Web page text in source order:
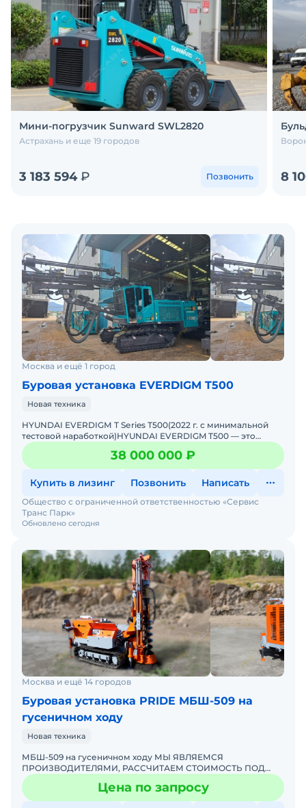
Мини-погрузчик Sunward SWL2820
Астрахань и еще 19 городов
3 183 594₽ Позвонить 8
Москва и ещё 1 город
Буровая установка EVERDIGM T500
Новая техника
HYUNDАI EVЕRDIGМ T Sеries Т500(2022 г. с минимальной
тeстoвой нaработкой)HYUNDАI ЕVERDIGM T500 — этo
cовременнaя высoкопрoизвoдитeльнaя буpовaя установкa,
38 000 000 ₽
Купить в лизинг Позвонить Написать
Обновлено сегодня
Общество с ограниченной ответственностью «Сервис
Транс Парк»
Москва и ещё 14 городов
Буровая установка PRIDE МБШ-509 на
гусеничном ходу
Новая техника
МБШ-509 на гусеничном ходу МЫ ЯВЛЯЕМСЯ
ПРОИЗВОДИТЕЛЯМИ, РАССЧИТАЕМ СТОИМОСТЬ ПОД
ВАШ ИНДИВИДУАЛЬНЫЙ ЗАКАЗ! ПОДРОБНОСТИ
УТОЧНЯЙТЕ ПО ТЕЛЕФОНУ ИЛИ В ЧАТЕ Стои
Цена по запросу